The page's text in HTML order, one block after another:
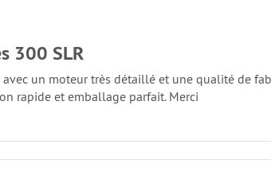
300 SLR
un moteur très détaillé et une qualité de
rapide et emballage parfait. Merci